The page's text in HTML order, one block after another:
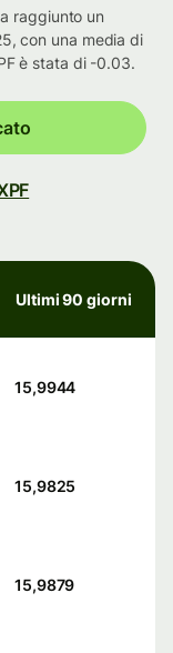
raggiunto un
con una media di
è stata di -0.03.
Ultimi 90 giorni
15,9944
15,9825
15,9879